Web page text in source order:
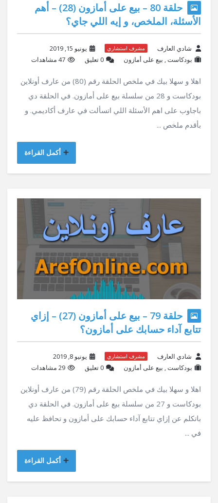
حلقة 80 – بيع على أمازون (28) – أهم
الأسئلة، الملخص، و إيه اللي جاي؟
شادي العارف مشرف استشاري
يونيو 15, 2019
بودكاست, بيع على أمازون ‫0 تعليق 47 مشاهدات
اهلا و سهلا بيك في ملخص الحلقة رقم (80) من عارف أونلاين
بودكاست و 28 من سلسلة بيع على أمازون. في الحلقة دي
باجاوب على اهم الأسئلة اللي اتسألت في عارف أكاديمي. و
بأقدم ملخص ...
أكمل القراءة
حلقة 79 – بيع على أمازون (27) – إزاي
تتابع آداء حسابك على أمازون؟
شادي العارف مشرف استشاري
يونيو 8, 2019
بودكاست, بيع على أمازون ‫0 تعليق 29 مشاهدات
اهلا و سهلا بيك في ملخص الحلقة رقم (79) من عارف أونلاين
بودكاست و 27 من سلسلة بيع على أمازون. في الحلقة دي
باتكلم عن إزاي تتابع آداء حسابك على أمازون و تحافظ عليه
في ...
أكمل القراءة